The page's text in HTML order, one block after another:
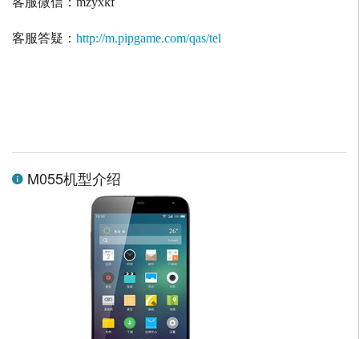
客服答疑： http://m.pipgame.com/qas/tel
M055机型介绍